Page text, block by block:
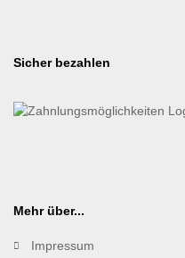
Sicher bezahlen
Mehr über...
Impressum